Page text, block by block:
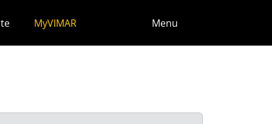
MyVIMAR Menu